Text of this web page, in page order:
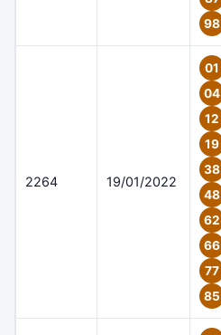
98
2264 19/01/2022
01
04
12
19
38
48
62
66
77
85